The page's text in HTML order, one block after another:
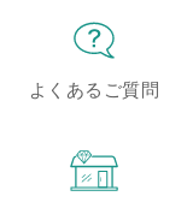
よくあるご質問